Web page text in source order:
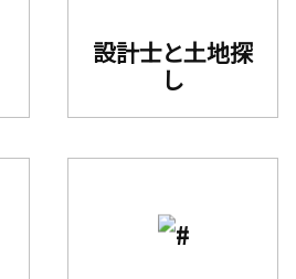
設計⼠と⼟地探
し